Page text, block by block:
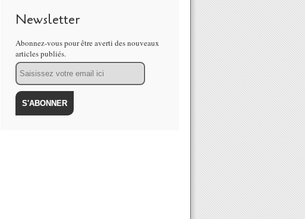
Newsletter
Abonnez-vous pour être averti des nouveaux
articles publiés.
Email